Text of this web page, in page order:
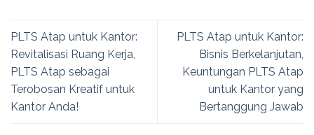
PLTS Atap untuk Kantor:
Revitalisasi Ruang Kerja,
PLTS Atap sebagai
Terobosan Kreatif untuk
Kantor Anda!
PLTS Atap untuk Kantor:
Bisnis Berkelanjutan,
Keuntungan PLTS Atap
untuk Kantor yang
Bertanggung Jawab